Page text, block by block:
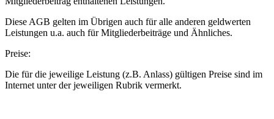
Diese AGB gelten im Übrigen auch für alle anderen geldwerten
Leistungen u.a. auch für Mitgliederbeiträge und Ähnliches.
Preise:
Die für die jeweilige Leistung (z.B. Anlass) gültigen Preise sind im
Internet unter der jeweiligen Rubrik vermerkt.